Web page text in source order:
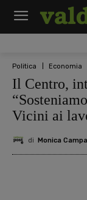
Politica Economia
Il Centro,
Vicini ai
di Monica